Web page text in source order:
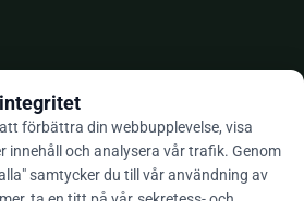
förbättra din webbupplevelse, visa
innehåll och analysera vår trafik. Genom
samtycker du till vår användning av